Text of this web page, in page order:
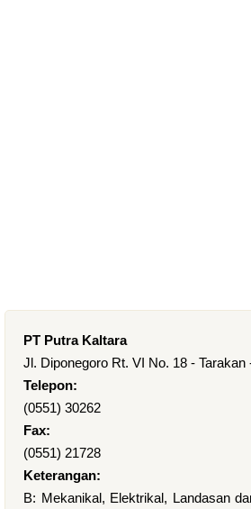
PT Putra Kaltara
Jl. Diponegoro Rt. VI No. 18 - Tarakan
Telepon:
(0551) 30262
Fax:
(0551) 21728
Keterangan:
B: Mekanikal, Elektrikal, Landasan